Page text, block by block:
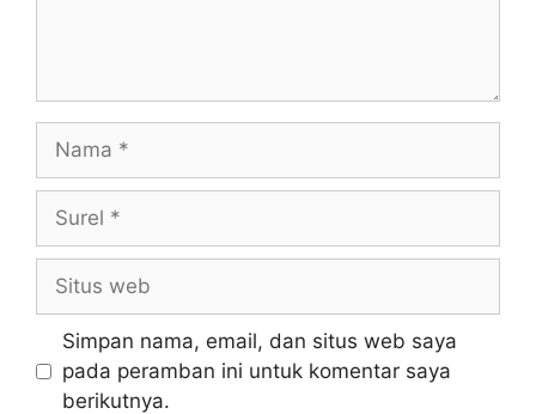
Simpan nama, email, dan situs web saya
pada peramban ini untuk komentar saya
berikutnya.